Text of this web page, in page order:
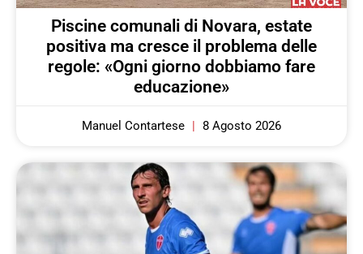
Piscine comunali di Novara, estate
positiva ma cresce il problema delle
regole: «Ogni giorno dobbiamo fare
educazione»
Manuel Contartese 8 Agosto 2026